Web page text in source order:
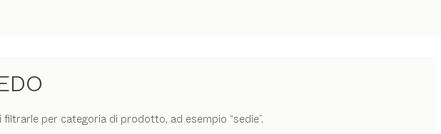
per categoria di prodotto, ad esempio “sedie”.